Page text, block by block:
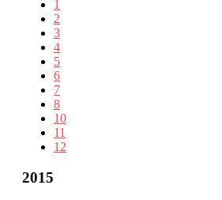
1
2
3
4
5
6
7
8
10
11
12
2015